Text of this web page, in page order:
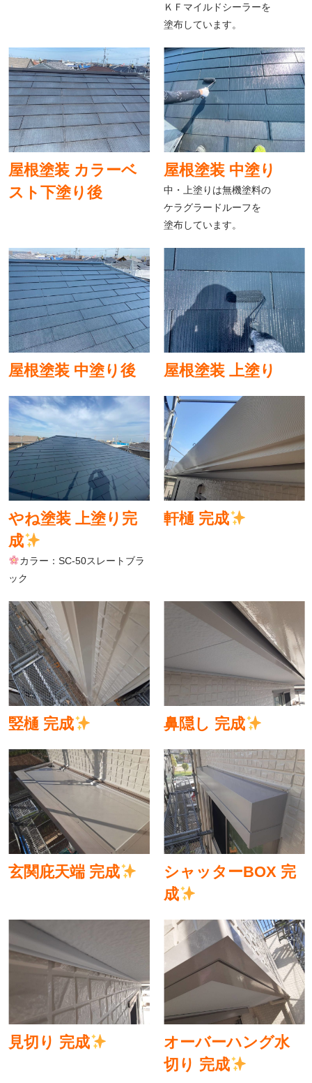
ＫＦマイルドシーラーを
塗布しています。
屋根塗装 カラーベ
スト下塗り後
屋根塗装 中塗り
中・上塗りは無機塗料の
ケラグラードルーフを
塗布しています。
屋根塗装 中塗り後 屋根塗装 上塗り
やね塗装 上塗り完
成
カラー：SC-50スレートブラ
ック
軒樋 完成
竪樋 完成 鼻隠し 完成
玄関庇天端 完成
シャッターBOX 完
成
見切り 完成
オーバーハング水
切り 完成